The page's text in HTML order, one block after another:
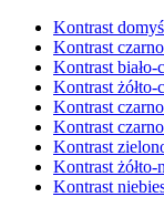
Kontrast
Kontrast
Kontrast biało-
Kontrast żółto-
Kontrast
Kontrast
Kontrast
Kontrast żółto-
Kontrast